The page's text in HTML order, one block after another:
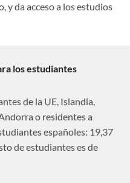
y da acceso a los estudios
los estudiantes
de la UE, Islandia,
o residentes a
españoles: 19,37
de estudiantes es de